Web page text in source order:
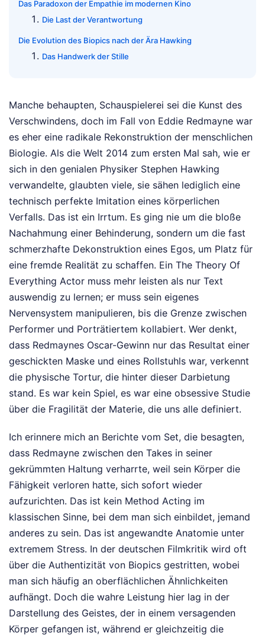
Das Paradoxon der Empathie im modernen Kino
Die Last der Verantwortung
Die Evolution des Biopics nach der Ära Hawking
Das Handwerk der Stille
Manche behaupten, Schauspielerei sei die Kunst des
Verschwindens, doch im Fall von Eddie Redmayne war
es eher eine radikale Rekonstruktion der menschlichen
Biologie. Als die Welt 2014 zum ersten Mal sah, wie er
sich in den genialen Physiker Stephen Hawking
verwandelte, glaubten viele, sie sähen lediglich eine
technisch perfekte Imitation eines körperlichen
Verfalls. Das ist ein Irrtum. Es ging nie um die bloße
Nachahmung einer Behinderung, sondern um die fast
schmerzhafte Dekonstruktion eines Egos, um Platz für
eine fremde Realität zu schaffen. Ein The Theory Of
Everything Actor muss mehr leisten als nur Text
auswendig zu lernen; er muss sein eigenes
Nervensystem manipulieren, bis die Grenze zwischen
Performer und Porträtiertem kollabiert. Wer denkt,
dass Redmaynes Oscar-Gewinn nur das Resultat einer
geschickten Maske und eines Rollstuhls war, verkennt
die physische Tortur, die hinter dieser Darbietung
stand. Es war kein Spiel, es war eine obsessive Studie
über die Fragilität der Materie, die uns alle definiert.
Ich erinnere mich an Berichte vom Set, die besagten,
dass Redmayne zwischen den Takes in seiner
gekrümmten Haltung verharrte, weil sein Körper die
Fähigkeit verloren hatte, sich sofort wieder
aufzurichten. Das ist kein Method Acting im
klassischen Sinne, bei dem man sich einbildet, jemand
anderes zu sein. Das ist angewandte Anatomie unter
extremem Stress. In der deutschen Filmkritik wird oft
über die Authentizität von Biopics gestritten, wobei
man sich häufig an oberflächlichen Ähnlichkeiten
aufhängt. Doch die wahre Leistung hier lag in der
Darstellung des Geistes, der in einem versagenden
Körper gefangen ist, während er gleichzeitig die